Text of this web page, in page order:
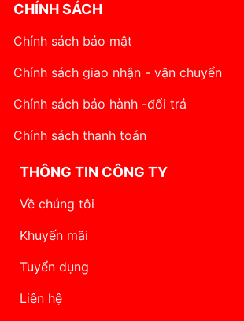
CHÍNH SÁCH
Chính sách bảo mật
Chính sách giao nhận - vận chuyển
Chính sách bảo hành -đổi trả
Chính sách thanh toán
THÔNG TIN CÔNG TY
Về chúng tôi
Khuyến mãi
Tuyển dụng
Liên hệ